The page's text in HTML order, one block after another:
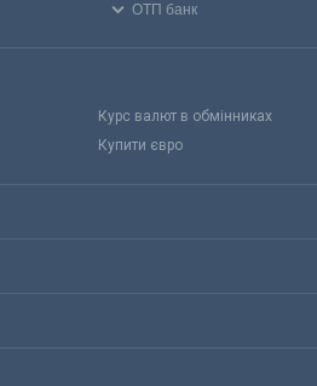
ОТП банк
Курс валют в обмінниках
Купити євро